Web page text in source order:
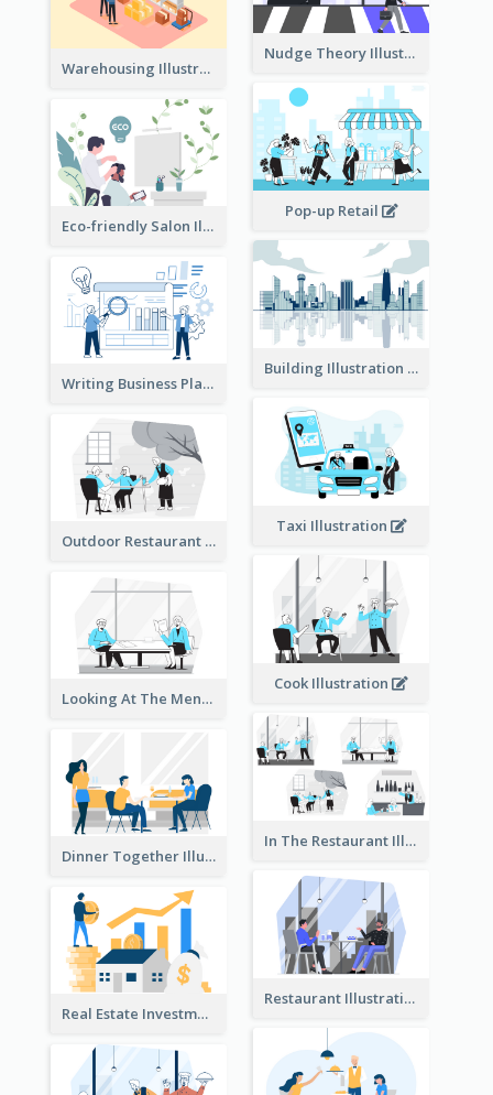
Nudge Theory Illustration
Warehousing Illustration
Pop-up Retail
Eco-friendly Salon Illustration
Building Illustration
Writing Business Plan Illustration
Taxi Illustration
Outdoor Restaurant Illustration
Cook Illustration
Looking At The Menu Illustration
In The Restaurant Illustration
Dinner Together Illustration
Restaurant Illustration
Real Estate Investment Illustration